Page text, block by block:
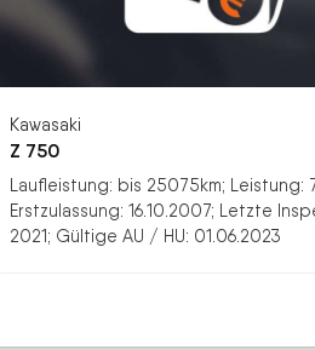
Kawasaki
Z 750
Laufleistung: bis 25075km; Leistung:
Erstzulassung: 16.10.2007; Letzte
2021; Gültige AU / HU: 01.06.2023